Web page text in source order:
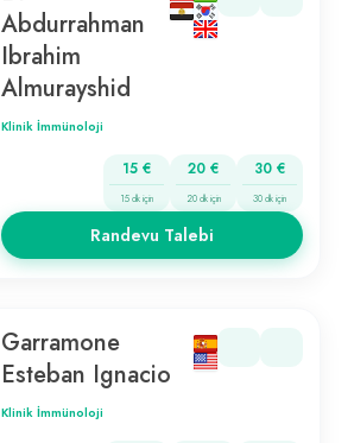
Abdurrahman
Ibrahim
Almurayshid
Klinik İmmünoloji
15 €
15 dk için
20 €
20 dk için
30 €
30 dk için
Randevu Talebi
Garramone
Esteban Ignacio
Klinik İmmünoloji